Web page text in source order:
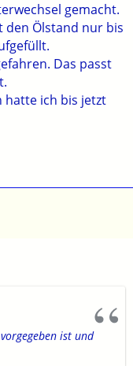
gemacht.
den Ölstand nur bis
Das passt
hatte ich bis jetzt
ist und